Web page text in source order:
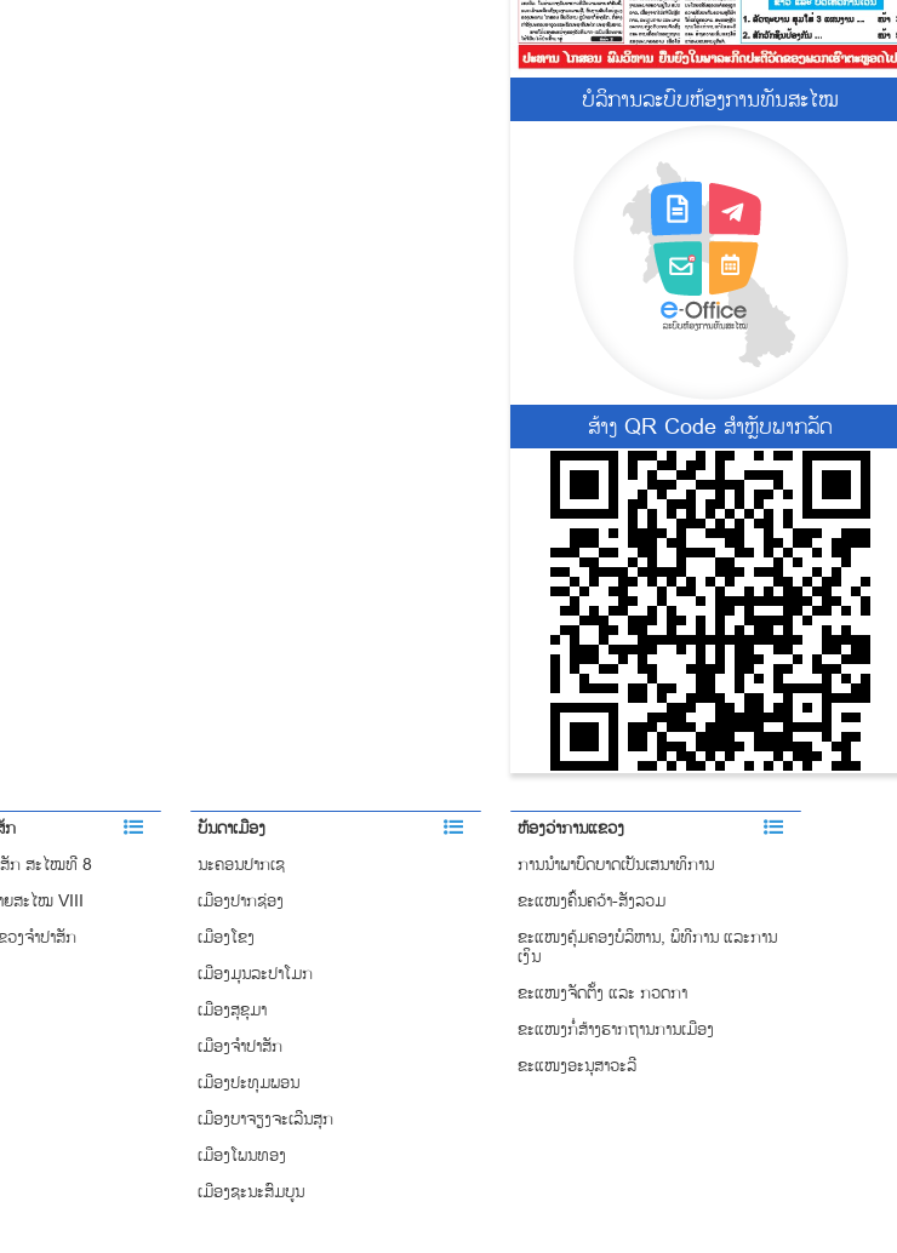
ບໍ​ລິ​ການ​ລະບົບຫ້ອງການທັນສະໄໝ
ສ້າງ QR Code ສຳຫຼັບພາກລັດ
ກ
ສັກ ສະໄໝທີ 8
ຍສະໄໝ VIII
ງຈໍາປາສັກ
ບັນດາເມືອງ
ນະຄອນປາກເຊ
ເມືອງປາກຊ່ອງ
ເມືອງໂຂງ
ເມືອງມຸນລະປາໂມກ
ເມືອງສຸຂຸມາ
ເມືອງຈຳປາສັກ
ເມືອງປະທຸມພອນ
ເມືອງບາຈຽງຈະເລີນສຸກ
ເມືອງໂພນທອງ
ເມືອງຊະນະສົມບູນ
ຫ້ອງວ່າການແຂວງ
ການ​​ນຳພາ​ບົດບາດ​​ເປັນເສນາ​ທິການ
ຂະແໜງຄົ້ນຄວ້າ-ສັງລວມ
ຂະແໜງຄຸ້ມຄອງບໍລິຫານ, ພິທີການ ແລະການ
ເງິນ
ຂະແໜງຈັດຕັ້ງ ແລະ ກວດກາ
ຂະແໜງກໍ່ສ້າງຮາກຖານການເມືອງ
ຂະແໜງອະນຸສາວະລີ